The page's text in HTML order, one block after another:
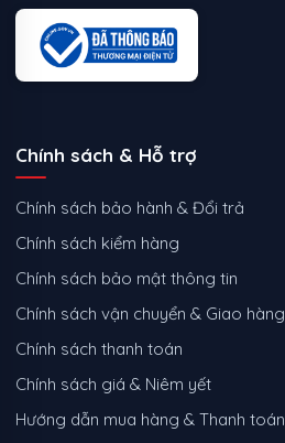
Chính sách & Hỗ trợ
Chính sách bảo hành & Đổi trả
Chính sách kiểm hàng
Chính sách bảo mật thông tin
Chính sách vận chuyển & Giao hàng
Chính sách thanh toán
Chính sách giá & Niêm yết
Hướng dẫn mua hàng & Thanh toán